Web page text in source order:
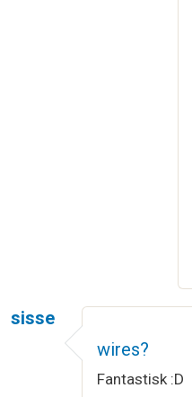
sisse
wires?
Fantastisk :D